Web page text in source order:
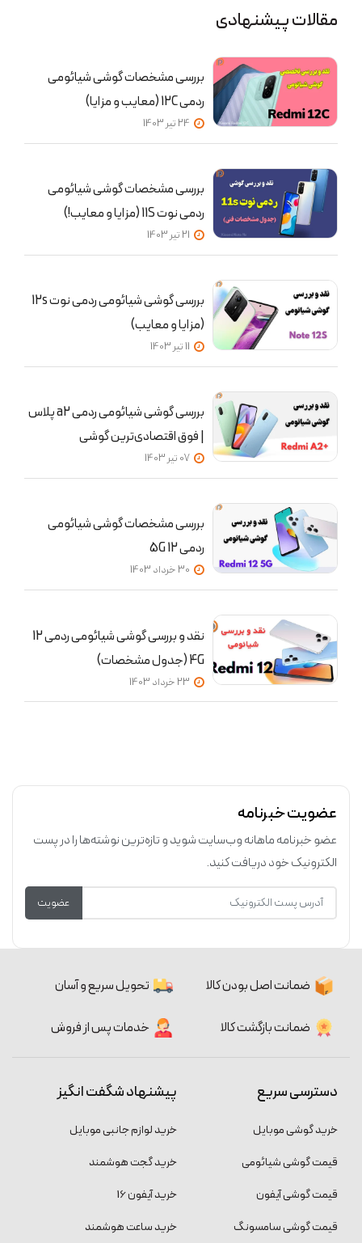
مقالات پیشنهادی
بررسی مشخصات گوشی شیائومی
ردمی 12C (معایب و مزایا)
بررسی مشخصات گوشی شیائومی
ردمی نوت 11S (مزایا و معایب!)
بررسی گوشی شیائومی ردمی نوت 12s
(مزایا و معایب)
بررسی گوشی شیائومی ردمی a2 پلاس
| فوق اقتصادی‌ترین گوشی
07 تير 1403
بررسی مشخصات گوشی شیائومی
ردمی 12 5G
نقد و بررسی گوشی شیائومی ردمی 12
4G (جدول مشخصات)
عضویت خبرنامه
عضو خبرنامه ماهانه وب‌سایت شوید و تازه‌ترین نوشته‌ها را در پست
الکترونیک خود دریافت کنید.
عضویت
ضمانت اصل بودن کالا تحویل سریع و آسان
ضمانت بازگشت کالا خدمات پس از فروش
دسترسی سریع
خرید گوشی موبایل
قیمت گوشی شیائومی
قیمت گوشی آیفون
قیمت گوشی سامسونگ
پیشنهاد شگفت انگیز
خرید لوازم جانبی موبایل
خرید گجت هوشمند
خرید آیفون 16
خرید ساعت هوشمند